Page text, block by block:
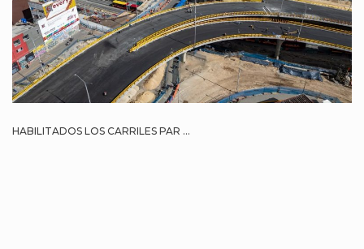
HABILITADOS LOS CARRILES PAR ...